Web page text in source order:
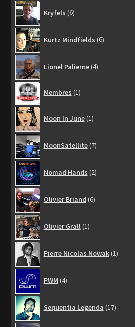
Kryfels 6produits
Kurtz Mindfields 6produits
Lionel Palierne 4produits
Membres 1
produit
Moon In June 1produit
MoonSatellite 7produits
Nomad Hands 2produits
Olivier Briand 6produits
Olivier Grall 1produit
Pierre Nicolas Nowak 1produit
PWM 4produits
Sequentia Legenda 17produits